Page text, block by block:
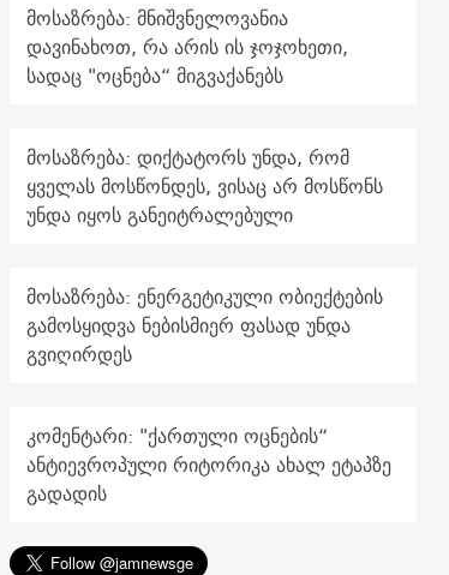
მოსაზრება: მნიშვნელოვანია
დავინახოთ, რა არის ის ჯოჯოხეთი,
სადაც "ოცნება“ მიგვაქანებს
მოსაზრება: დიქტატორს უნდა, რომ
ყველას მოსწონდეს, ვისაც არ მოსწონს
უნდა იყოს განეიტრალებული
მოსაზრება: ენერგეტიკული ობიექტების
გამოსყიდვა ნებისმიერ ფასად უნდა
გვიღირდეს
კომენტარი: "ქართული ოცნების“
ანტიევროპული რიტორიკა ახალ ეტაპზე
გადადის